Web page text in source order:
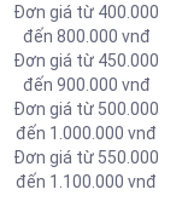
Đơn giá từ 400.000
đến 800.000 vnđ
Đơn giá từ 450.000
đến 900.000 vnđ
Đơn giá từ 500.000
đến 1.000.000 vnđ
Đơn giá từ 550.000
đến 1.100.000 vnđ